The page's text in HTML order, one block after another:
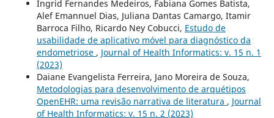
Ingrid Fernandes Medeiros, Fabiana Gomes Batista,
Alef Emannuel Dias, Juliana Dantas Camargo, Itamir
Barroca Filho, Ricardo Ney Cobucci, Estudo de
usabilidade de aplicativo móvel para diagnóstico da
endometriose , Journal of Health Informatics: v. 15 n. 1
(2023)
Daiane Evangelista Ferreira, Jano Moreira de Souza,
Metodologias para desenvolvimento de arquétipos
OpenEHR: uma revisão narrativa de literatura , Journal
of Health Informatics: v. 15 n. 2 (2023)